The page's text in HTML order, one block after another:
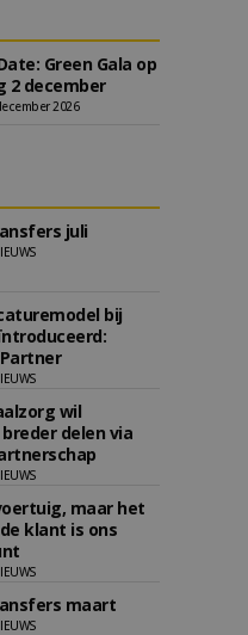
Green Gala op
2 december
2026
juli
bij
wil
delen via
maar het
klant is ons
maart